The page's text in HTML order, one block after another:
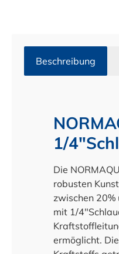
Beschreibung
1/
Die
robusten
zwischen 20%
mit 1/
ermöglicht.